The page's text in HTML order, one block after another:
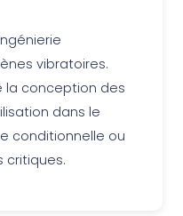
vibratoires.
la conception des
dans le
conditionnelle ou
critiques.